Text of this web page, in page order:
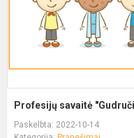
Profesijų savaitė
Paskelbta: 2022-10-14